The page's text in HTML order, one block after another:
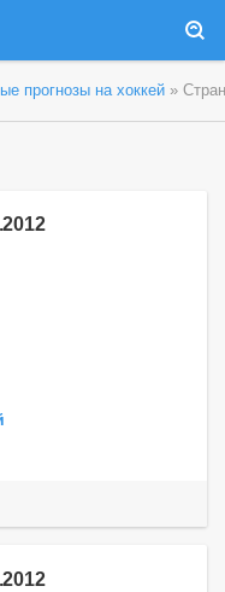
прогнозы на хоккей »